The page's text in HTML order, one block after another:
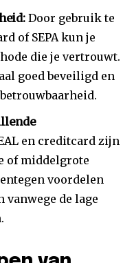
Door gebruik te
of SEPA kun je
die je vertrouwt.
goed beveiligd en
en creditcard zijn
of middelgrote
voordelen
de lage